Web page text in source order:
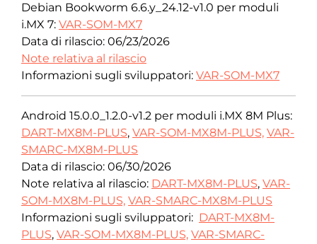
Debian Bookworm 6.6.y_24.12-v1.0 per moduli
i.MX 7: VAR-SOM-MX7
Data di rilascio: 06/23/2026
Note relativa al rilascio
Informazioni sugli sviluppatori: VAR-SOM-MX7
Android 15.0.0_1.2.0-v1.2 per moduli i.MX 8M Plus:
DART-MX8M-PLUS, VAR-SOM-MX8M-PLUS, VAR-
SMARC-MX8M-PLUS
Data di rilascio: 06/30/2026
Note relativa al rilascio: DART-MX8M-PLUS, VAR-
SOM-MX8M-PLUS, VAR-SMARC-MX8M-PLUS
Informazioni sugli sviluppatori: DART-MX8M-
PLUS, VAR-SOM-MX8M-PLUS, VAR-SMARC-